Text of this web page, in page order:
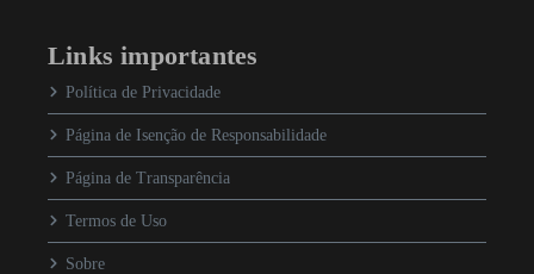
Links importantes
Política de Privacidade
Página de Isenção de Responsabilidade
Página de Transparência
Termos de Uso
Sobre